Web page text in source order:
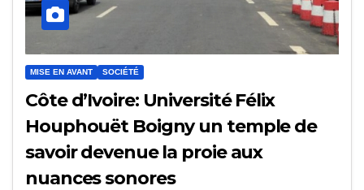
MISE EN AVANT SOCIÉTÉ
Côte d’Ivoire: Université Félix
Houphouët Boigny un temple de
savoir devenue la proie aux
nuances sonores